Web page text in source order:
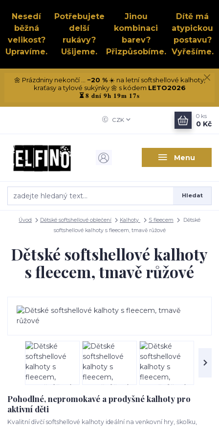
Nesedí
běžná
velikost?
Upravíme.
Potřebujete
delší
rukávy?
Ušijeme.
Jinou
kombinaci
barev?
Přizpůsobíme.
Dítě má
atypickou
postavu?
Vyřešíme.
🌼 Prázdniny nekončí ... −20 %☀️ na letní softshellové kalhoty,
kraťasy a tylové sukýnky 🌼 s kódem LETO2026
⏳8 dní 9h 19m 16s
Menu
CZK
Hledat
0 ks
0 Kč
Úvod Dětské softshellové oblečení Kalhoty S fleecem
Dětské
softshellové kalhoty s fleecem, tmavě růžové
Dětské softshellové kalhoty
s fleecem, tmavě růžové
Pohodlné, nepromokavé a prodyšné kalhoty pro
aktivní děti
Kvalitní dívčí softshellové kalhoty ideální na venkovní hry, školku,